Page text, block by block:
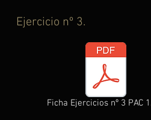
Ejercicio nº 3.
Ficha Ejercicios nº 3 PAC